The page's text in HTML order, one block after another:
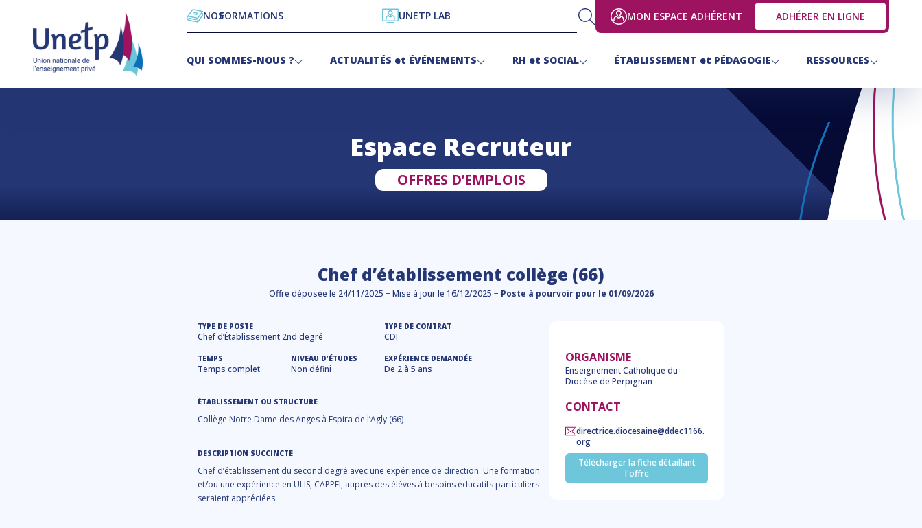
NOSFORMATIONS UNETP LAB MON ESPACE ADHÉRENT ADHÉRER EN LIGNE
QUI SOMMES-NOUS ? ACTUALITÉS et ÉVÉNEMENTS RH et SOCIAL ÉTABLISSEMENT et PÉDAGOGIE RESSOURCES
Espace Recruteur
OFFRES D’EMPLOIS
Chef d’établissement collège (66)
Offre déposée le 24/11/2025 − Mise à jour le 16/12/2025 − Poste à pourvoir pour le 01/09/2026
TYPE DE POSTE
Chef d’Établissement 2nd degré
TYPE DE CONTRAT
CDI
TEMPS
Temps complet
NIVEAU D’ÉTUDES
Non défini
EXPÉRIENCE DEMANDÉE
De 2 à 5 ans
ÉTABLISSEMENT OU STRUCTURE
Collège Notre Dame des Anges à Espira de l’Agly (66)
DESCRIPTION SUCCINCTE
Chef d’établissement du second degré avec une expérience de direction. Une formation
et/ou une expérience en ULIS, CAPPEI, auprès des élèves à besoins éducatifs particuliers
seraient appréciées.
ORGANISME
Enseignement Catholique du
Diocèse de Perpignan
CONTACT
directrice.diocesaine@ddec1166.
org
Télécharger la fiche détaillant
l'offre